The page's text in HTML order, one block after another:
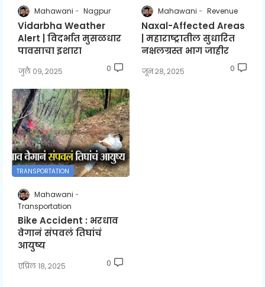
Mahawani Nagpur
Vidarbha Weather
Alert | विदर्भात मुसळधार
पावसाचा इशारा
जुलै ०९, २०२५ 0
Mahawani Revenue
Naxal-Affected Areas
| महाराष्ट्रातील सुधारित
नक्षलग्रस्त भाग जाहीर
जून २८, २०२५ 0
TRANSPORTATION
Mahawani
Transportation
Bike Accident : भरधाव
वेगानं संपवलं तिघांचं
आयुष्य
एप्रिल १८, २०२५ 0